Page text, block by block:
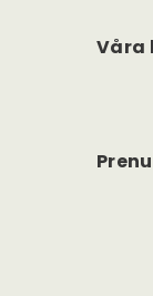
Våra